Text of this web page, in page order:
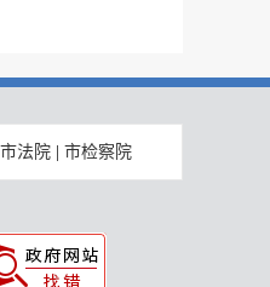
市法院 市检察院